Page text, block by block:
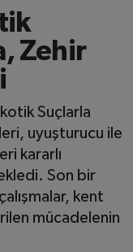
Zehir
Suçlarla
uyuşturucu ile
kararlı
Son bir
kent
mücadelenin